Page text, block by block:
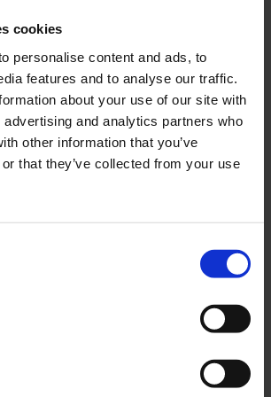
cookies
personalise content and ads, to
features and to analyse our traffic.
about your use of our site with
and analytics partners who
other information that you’ve
that they’ve collected from your use
INFO
210
Lägg till i önskelista
Insugspackning Jawa 210
Lägg